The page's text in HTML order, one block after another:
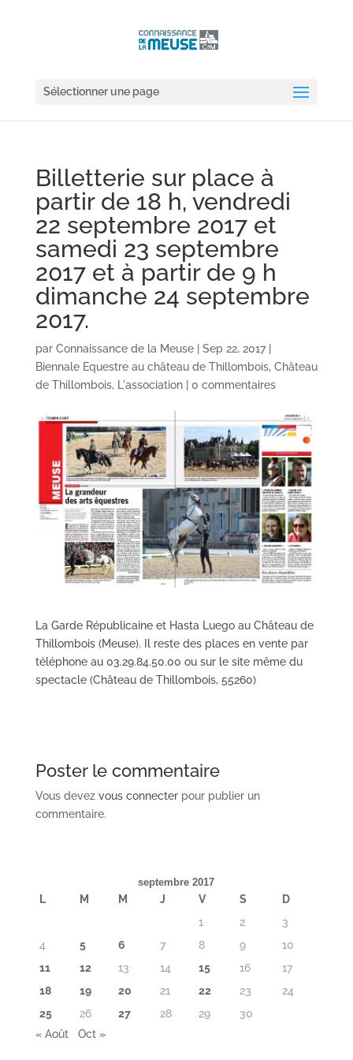
Sélectionner une page
Billetterie sur place à
partir de 18 h, vendredi
22 septembre 2017 et
samedi 23 septembre
2017 et à partir de 9 h
dimanche 24 septembre
2017.
par Connaissance de la Meuse| Sep 22, 2017|
Biennale Equestre au château de Thillombois, Château
de Thillombois, L'association| 0 commentaires
La Garde Républicaine et Hasta Luego au Château de
Thillombois (Meuse). Il reste des places en vente par
téléphone au 03.29.84.50.00 ou sur le site même du
spectacle (Château de Thillombois, 55260)
Poster le commentaire
Vous devez vous connecterpour publier un
commentaire.
septembre 2017
L M M J V S
D
1
2
3
4
5 6 7 8 9
10
11
12 13 14 15 16
17
18
19 20 21 22 23
24
25
26 27 28 29
30
« Août
Oct »